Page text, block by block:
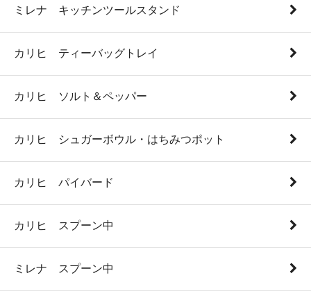
ミレナ キッチンツールスタンド
カリヒ ティーバッグトレイ
カリヒ ソルト＆ペッパー
カリヒ シュガーボウル・はちみつポット
カリヒ パイバード
カリヒ スプーン中
ミレナ スプーン中